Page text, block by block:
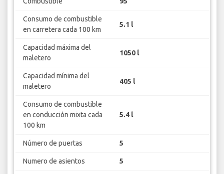
Consumo de combustible
en carretera cada 100 km
5.1 l
Capacidad máxima del
maletero
1050 l
Capacidad mínima del
maletero
405 l
Consumo de combustible
en conducción mixta cada
100 km
5.4 l
Número de puertas 5
Numero de asientos 5